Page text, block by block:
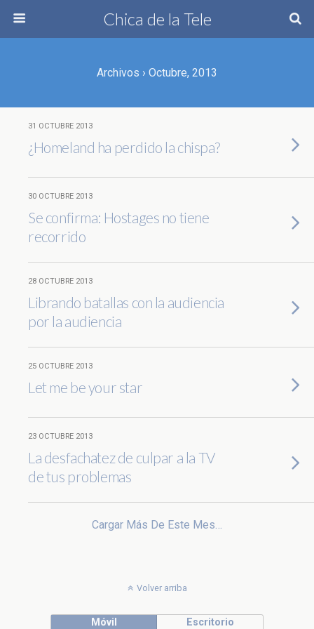
Chica de la Tele
Archivos › Octubre, 2013
31 OCTUBRE 2013
¿Homeland ha perdido la chispa?
30 OCTUBRE 2013
Se confirma: Hostages no tiene
recorrido
28 OCTUBRE 2013
Librando batallas con la audiencia
por la audiencia
25 OCTUBRE 2013
Let me be your star
23 OCTUBRE 2013
La desfachatez de culpar a la TV
de tus problemas
Cargar Más De Este Mes…
Volver arriba
Móvil Escritorio